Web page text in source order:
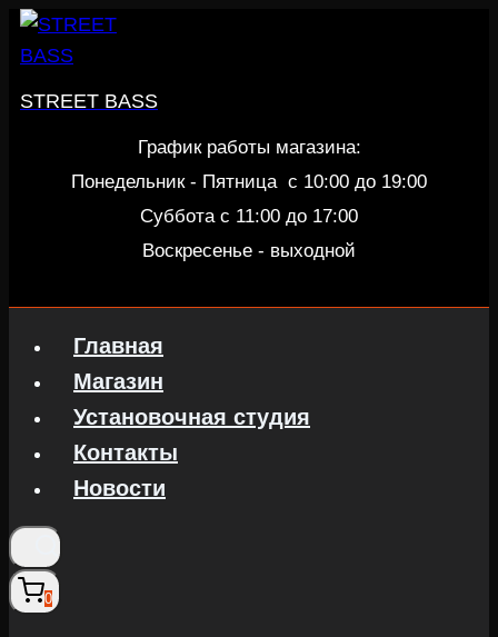
Перейти
STREET BASS
График работы магазина:
Понедельник - Пятница c 10:00 до 19:00
Суббота с 11:00 до 17:00
Воскресенье - выходной
Главная
Магазин
Установочная студия
Контакты
Новости
0